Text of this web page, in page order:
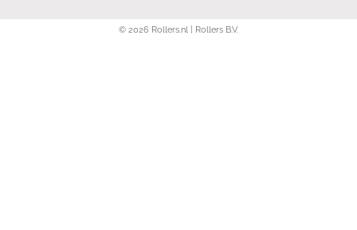
© 2026 Rollers.nl | Rollers B.V.